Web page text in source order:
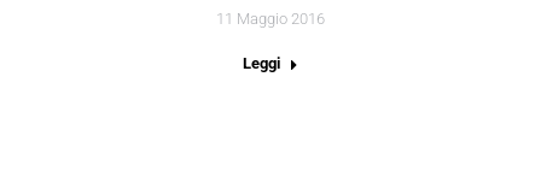
11 Maggio 2016
Leggi